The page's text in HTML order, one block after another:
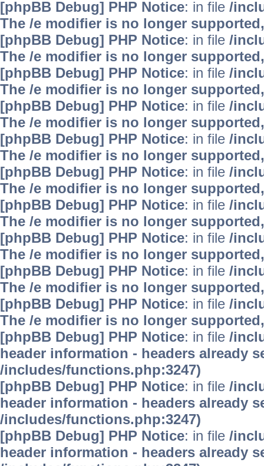
[phpBB Debug] PHP Notice: in file /
The /e modifier is no longer
[phpBB Debug] PHP Notice: in file /
The /e modifier is no longer
[phpBB Debug] PHP Notice: in file /
The /e modifier is no longer
[phpBB Debug] PHP Notice: in file /
The /e modifier is no longer
[phpBB Debug] PHP Notice: in file /
The /e modifier is no longer
[phpBB Debug] PHP Notice: in file /
The /e modifier is no longer
[phpBB Debug] PHP Notice: in file /
The /e modifier is no longer
[phpBB Debug] PHP Notice: in file /
The /e modifier is no longer
[phpBB Debug] PHP Notice: in file /
The /e modifier is no longer
[phpBB Debug] PHP Notice: in file /
The /e modifier is no longer
[phpBB Debug] PHP Notice: in file /
header information - headers already
/includes/functions.php:3247)
[phpBB Debug] PHP Notice: in file /
header information - headers already
/includes/functions.php:3247)
[phpBB Debug] PHP Notice: in file /
header information - headers already